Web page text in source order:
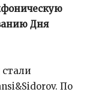
Дня
По